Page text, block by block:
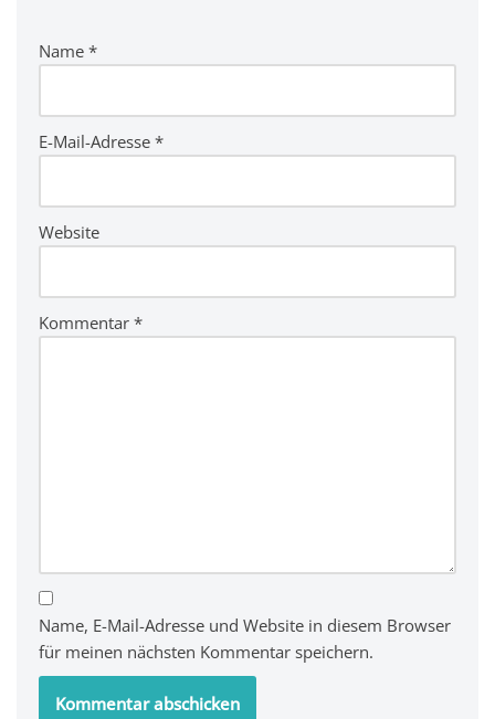
Name *
E-Mail-Adresse *
Website
Kommentar *
Name, E-Mail-Adresse und Website in diesem Browser
für meinen nächsten Kommentar speichern.
n
ti
v